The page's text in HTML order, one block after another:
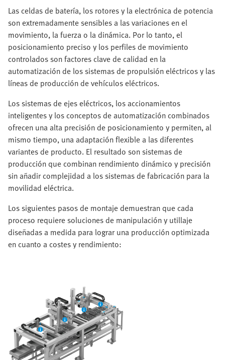
Las celdas de batería, los rotores y la electrónica de potencia
son extremadamente sensibles a las variaciones en el
movimiento, la fuerza o la dinámica. Por lo tanto, el
posicionamiento preciso y los perfiles de movimiento
controlados son factores clave de calidad en la
automatización de los sistemas de propulsión eléctricos y las
líneas de producción de vehículos eléctricos.
Los sistemas de ejes eléctricos, los accionamientos
inteligentes y los conceptos de automatización combinados
ofrecen una alta precisión de posicionamiento y permiten, al
mismo tiempo, una adaptación flexible a las diferentes
variantes de producto. El resultado son sistemas de
producción que combinan rendimiento dinámico y precisión
sin añadir complejidad a los sistemas de fabricación para la
movilidad eléctrica.
Los siguientes pasos de montaje demuestran que cada
proceso requiere soluciones de manipulación y utillaje
diseñadas a medida para lograr una producción optimizada
en cuanto a costes y rendimiento: